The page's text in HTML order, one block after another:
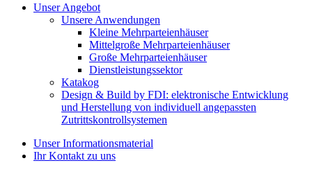
Unser Angebot
Unsere Anwendungen
Kleine Mehrparteienhäuser
Mittelgroße Mehrparteienhäuser
Große Mehrparteienhäuser
Dienstleistungssektor
Katakog
Design & Build by FDI: elektronische Entwicklung
und Herstellung von individuell angepassten
Zutrittskontrollsystemen
Unser Informationsmaterial
Ihr Kontakt zu uns